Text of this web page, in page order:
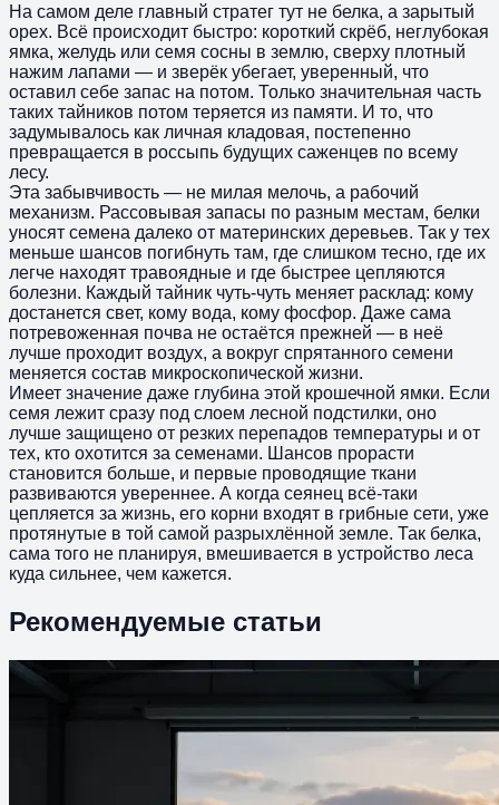
На самом деле главный стратег тут не белка, а зарытый
орех. Всё происходит быстро: короткий скрёб, неглубокая
ямка, желудь или семя сосны в землю, сверху плотный
нажим лапами — и зверёк убегает, уверенный, что
оставил себе запас на потом. Только значительная часть
таких тайников потом теряется из памяти. И то, что
задумывалось как личная кладовая, постепенно
превращается в россыпь будущих саженцев по всему
лесу.
Эта забывчивость — не милая мелочь, а рабочий
механизм. Рассовывая запасы по разным местам, белки
уносят семена далеко от материнских деревьев. Так у тех
меньше шансов погибнуть там, где слишком тесно, где их
легче находят травоядные и где быстрее цепляются
болезни. Каждый тайник чуть-чуть меняет расклад: кому
достанется свет, кому вода, кому фосфор. Даже сама
потревоженная почва не остаётся прежней — в неё
лучше проходит воздух, а вокруг спрятанного семени
меняется состав микроскопической жизни.
Имеет значение даже глубина этой крошечной ямки. Если
семя лежит сразу под слоем лесной подстилки, оно
лучше защищено от резких перепадов температуры и от
тех, кто охотится за семенами. Шансов прорасти
становится больше, и первые проводящие ткани
развиваются увереннее. А когда сеянец всё-таки
цепляется за жизнь, его корни входят в грибные сети, уже
протянутые в той самой разрыхлённой земле. Так белка,
сама того не планируя, вмешивается в устройство леса
куда сильнее, чем кажется.
Рекомендуемые статьи